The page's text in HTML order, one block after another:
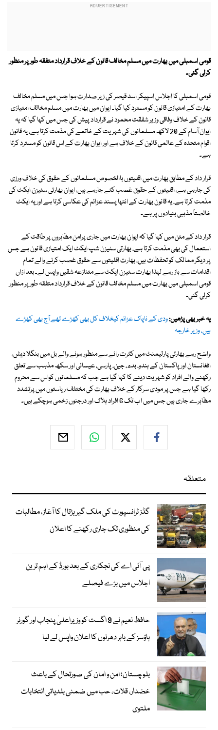
قومی اسمبلی میں بھارت میں مسلم مخالف قانون کے خلاف قرارداد متفقہ طور پر منظور
کرلی گئی۔
قومی اسمبلی کا اجلاس اسپیکر اسد قیصر کی زیر صدارت ہوا جس میں مسلم مخالف
بھارت کے امتیازی قانون کو مسترد کیا گیا۔ ایوان میں بھارت میں مسلم مخالف امتیازی
قانون کے خلاف وفاقی وزیر شفقت محمود نے قرارداد پیش کی جس میں کہا گیا کہ یہ
ایوان آسام کے 20 لاکھ مسلمانوں کی شہریت کے خاتمے کی مذمت کرتا ہے، یہ قانون
اقوام متحدہ کے عالمی قانون کے خلاف ہے اور ایوان بھارت کے اس قانون کو مسترد کرتا
ہے۔
قرار داد کے مطابق بھارت میں اقلیتوں باالخصوص مسلمانوں کے حقوق کی خلاف ورزی
کی جارہی ہے، اقلیتوں کے حقوق غصب کئے جارہے ہیں، ایوان بھارتی سٹیزن ایکٹ کی
مذمت کرتا ہے، یہ قانون بھارت کے انتہا پسند عزائم کی عکاسی کرتا ہے اور یہ ایکٹ
خالصتاً مذہبی بنیادوں پر ہے۔
قرار داد کے متن میں کہا گیا کہ ایوان بھارت میں جاری پرامن مظاہروں پر طاقت کے
استعمال کی بھی مذمت کرتا ہے، بھارتی سٹیزن شپ ایکٹ ایک امتیازی قانون ہے جس
پر دیگر ممالک کو تحفظات ہیں، بھارت اقلیتوں سے حقوق غصب کرنے والے تمام
اقدامات سے باز رہے لہذا بھارت سٹیزن ایکٹ سے متنازعہ شقیں واپس لے۔ بعد ازاں
قومی اسمبلی میں بھارت میں مسلم مخالف قانون کے خلاف قرارداد متفقہ طور پر منظور
کرلی گئی۔
یہ خبر بھی پڑھیں:ودی کے ناپاک عزائم کیخلاف کل بھی کھڑے تھے آج بھی کھڑے
ہیں، وزیر خارجہ
واضح رہے بھارتی پارلیمنٹ میں کثرت رائے سے منظور ہونے والے بل میں بنگلا دیش،
افغانستان اور پاکستان کے ہندو، بدھ، جین، پارسی، عیسائی اور سکھ مذہب سے تعلق
رکھنے والے افراد کو شہریت دینے کا کہا گیا ہے جب کہ مسلمانوں کواس سے محروم
رکھا گیا ہے جس پر مودی سرکار کے خلاف بھارت کی مختلف ریاستوں میں پرتشدد
مظاہرے جاری ہیں جس میں اب تک 6 افراد ہلاک اور درجنوں زخمی ہوچکے ہیں۔
متعلقہ
گڈز ٹرانسپورٹ کی ملک گیر ہڑتال کا آغاز، مطالبات
کی منظوری تک جاری رکھنے کا اعلان
پی آئی اے کی نجکاری کے بعد بورڈ کے اہم ترین
اجلاس میں بڑے فیصلے
حافظ نعیم نے 9 اگست کو وزیراعلیٰ پنجاب اور گورنر
ہاؤسز کے باہر دھرنوں کا اعلان واپس لے لیا
بلوچستان؛ امن و امان کی صورتحال کے باعث
خضدار، قلات، حب میں ضمنی بلدیاتی انتخابات
ملتوی